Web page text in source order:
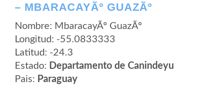
– MBARACAYÃº GUAZÃº
Nombre: MbaracayÃº GuazÃº
Longitud: -55.0833333
Latitud: -24.3
Estado: Departamento de Canindeyu
Pais: Paraguay